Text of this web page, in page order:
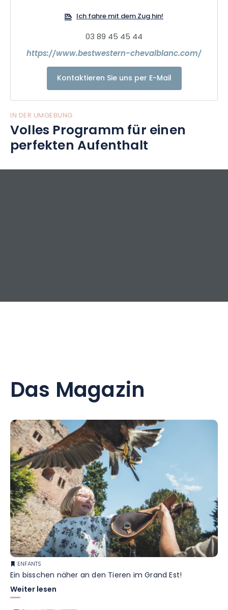
Ich fahre mit dem Zug hin!
03 89 45 45 44
https://www.bestwestern-chevalblanc.com/
Kontaktieren Sie uns per E-Mail
IN DER UMGEBUNG
Volles Programm für einen
perfekten Aufenthalt
Das Magazin
ENFANTS
Ein bisschen näher an den Tieren im Grand Est!
Weiter lesen